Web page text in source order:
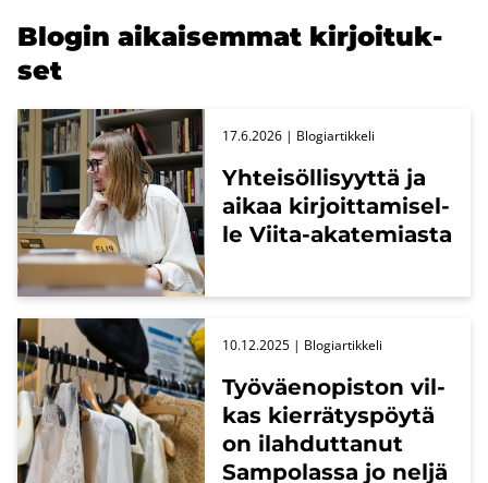
Blo­gin ai­kai­sem­mat kir­joi­tuk­
set
Yh­tei­söl­li­syyt­tä ja
aikaa kir­joit­ta­mi­sel­
le Viita-​akatemiasta
17.6.2026 | Blo­giar­tik­ke­li
Työ­väen­opis­ton vil­
kas kier­rä­tys­pöy­tä
on ilah­dut­ta­nut
Sam­po­las­sa jo neljä
10.12.2025 | Blo­giar­tik­ke­li